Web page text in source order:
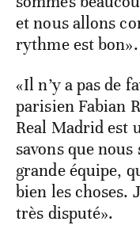
et nous allons
rythme est bon».
«Il n’y a pas de
parisien Fabian
Real Madrid est
savons que
grande équipe,
bien les choses.
très disputé».